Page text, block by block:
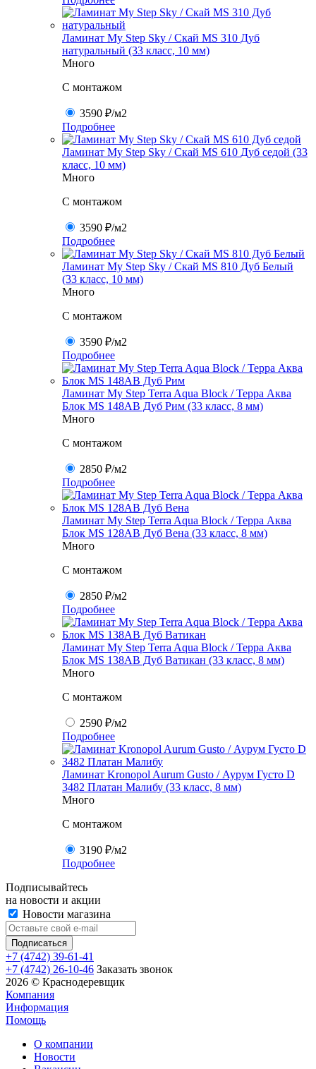
Ламинат My Step Sky / Скай MS 310 Дуб
натуральный (33 класс, 10 мм)
Много
C монтажом
3590 ₽/м2
Подробнее
Ламинат My Step Sky / Скай MS 610 Дуб седой (33
класс, 10 мм)
Много
C монтажом
3590 ₽/м2
Подробнее
Ламинат My Step Sky / Скай MS 810 Дуб Белый
(33 класс, 10 мм)
Много
C монтажом
3590 ₽/м2
Подробнее
Ламинат My Step Terra Aqua Block / Терра Аква
Блок MS 148AB Дуб Рим (33 класс, 8 мм)
Много
C монтажом
2850 ₽/м2
Подробнее
Ламинат My Step Terra Aqua Block / Терра Аква
Блок MS 128AB Дуб Вена (33 класс, 8 мм)
Много
C монтажом
2850 ₽/м2
Подробнее
Ламинат My Step Terra Aqua Block / Терра Аква
Блок MS 138AB Дуб Ватикан (33 класс, 8 мм)
Много
C монтажом
2590 ₽/м2
Подробнее
Ламинат Kronopol Aurum Gusto / Аурум Густо D
3482 Платан Малибу (33 класс, 8 мм)
Много
C монтажом
3190 ₽/м2
Подробнее
Подписывайтесь
на новости и акции
Новости магазина
+7 (4742) 39-61-41
+7 (4742) 26-10-46 Заказать звонок
2026 © Краснодеревщик
Компания
Информация
Помощь
О компании
Новости